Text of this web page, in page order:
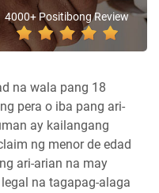
4000+ Positibong Review
na wala pang 18
pera o iba pang ari-
ay kailangang
ng menor de edad
ari-arian na may
na tagapag-alaga